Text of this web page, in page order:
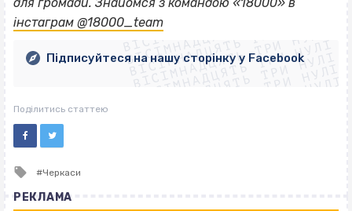
інстаграм @18000_teamВІСІМНАДЦЯТЬ ТРИ НУЛІ
ВІСІМНАДЦЯТЬ ТРИ НУЛІ
ВІСІМНАДЦЯТЬ ТРИ НУЛІ
ВІСІМНАДЦЯТЬ ТРИ НУЛІ
ВІСІМНАДЦЯТЬ ТРИ НУЛІ
ВІСІМНАДЦЯТЬ ТРИ НУЛІ
ВІСІМНАДЦЯТЬ ТРИ НУЛІ
ВІСІМНАДЦЯТЬ ТРИ НУЛІ
Підписуйтеся на нашу сторінку у Facebook
Поділитись статтею
Tagged
Черкаси
РЕКЛАМА